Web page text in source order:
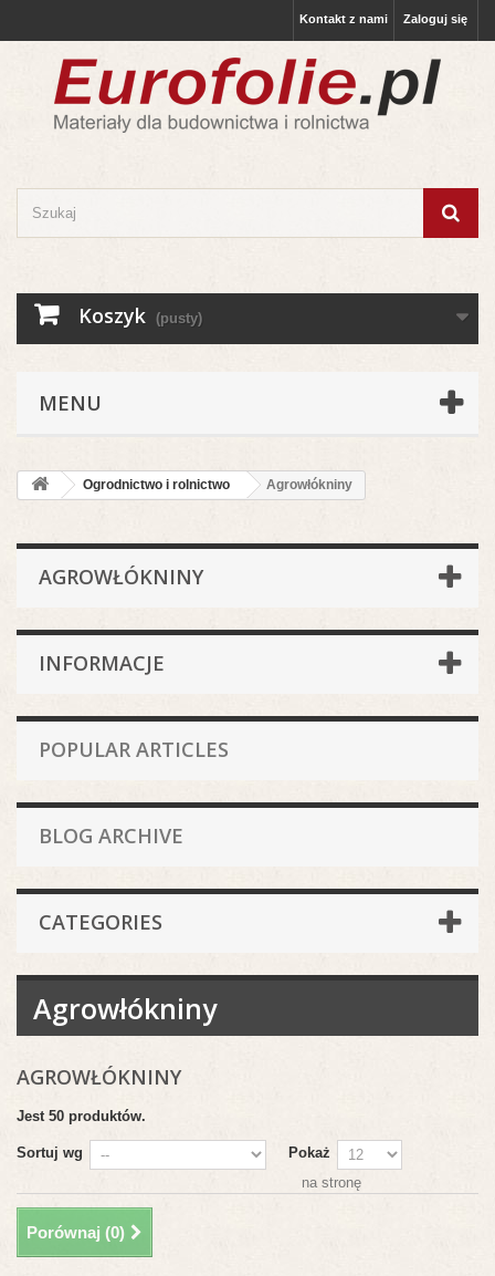
Zaloguj się
Kontakt z nami
Koszyk (pusty)
MENU
Ogrodnictwo i rolnictwo Agrowłókniny
AGROWŁÓKNINY
INFORMACJE
POPULAR ARTICLES
BLOG ARCHIVE
CATEGORIES
Agrowłókniny
AGROWŁÓKNINY
Jest 50 produktów.
Sortuj wg
Pokaż
na stronę
Porównaj (0)